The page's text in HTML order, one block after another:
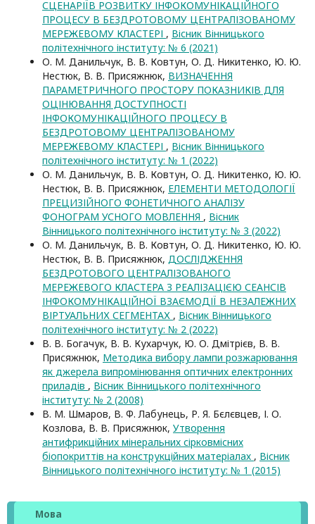
СЦЕНАРІЇВ РОЗВИТКУ ІНФОКОМУНІКАЦІЙНОГО
ПРОЦЕСУ В БЕЗДРОТОВОМУ ЦЕНТРАЛІЗОВАНОМУ
МЕРЕЖЕВОМУ КЛАСТЕРІ , Вісник Вінницького
політехнічного інституту: № 6 (2021)
О. М. Данильчук, В. В. Ковтун, О. Д. Никитенко, Ю. Ю.
Нестюк, В. В. Присяжнюк, ВИЗНАЧЕННЯ
ПАРАМЕТРИЧНОГО ПРОСТОРУ ПОКАЗНИКІВ ДЛЯ
ОЦІНЮВАННЯ ДОСТУПНОСТІ
ІНФОКОМУНІКАЦІЙНОГО ПРОЦЕСУ В
БЕЗДРОТОВОМУ ЦЕНТРАЛІЗОВАНОМУ
МЕРЕЖЕВОМУ КЛАСТЕРІ , Вісник Вінницького
політехнічного інституту: № 1 (2022)
О. М. Данильчук, В. В. Ковтун, О. Д. Никитенко, Ю. Ю.
Нестюк, В. В. Присяжнюк, ЕЛЕМЕНТИ МЕТОДОЛОГІЇ
ПРЕЦИЗІЙНОГО ФОНЕТИЧНОГО АНАЛІЗУ
ФОНОГРАМ УСНОГО МОВЛЕННЯ , Вісник
Вінницького політехнічного інституту: № 3 (2022)
О. М. Данильчук, В. В. Ковтун, О. Д. Никитенко, Ю. Ю.
Нестюк, В. В. Присяжнюк, ДОСЛІДЖЕННЯ
БЕЗДРОТОВОГО ЦЕНТРАЛІЗОВАНОГО
МЕРЕЖЕВОГО КЛАСТЕРА З РЕАЛІЗАЦІЄЮ СЕАНСІВ
ІНФОКОМУНІКАЦІЙНОЇ ВЗАЄМОДІЇ В НЕЗАЛЕЖНИХ
ВІРТУАЛЬНИХ СЕГМЕНТАХ , Вісник Вінницького
політехнічного інституту: № 2 (2022)
В. В. Богачук, В. В. Кухарчук, Ю. О. Дмітрієв, В. В.
Присяжнюк, Методика вибору лампи розжарювання
як джерела випромінювання оптичних електронних
приладів , Вісник Вінницького політехнічного
інституту: № 2 (2008)
В. М. Шмаров, В. Ф. Лабунець, Р. Я. Бєлєвцев, І. О.
Козлова, В. В. Присяжнюк, Утворення
антифрикційних мінеральних сірковмісних
біопокриттів на конструкційних матеріалах , Вісник
Вінницького політехнічного інституту: № 1 (2015)
Мова